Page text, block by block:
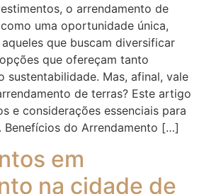
o arrendamento de
uma oportunidade única,
que buscam diversificar
que ofereçam tanto
sustentabilidade. Mas, afinal, vale
de terras? Este artigo
e considerações essenciais para
Benefícios do Arrendamento […]
em
na cidade de